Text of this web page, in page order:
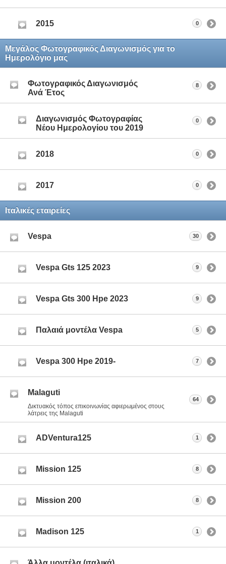
2015 0
Μεγάλος Φωτογραφικός Διαγωνισμός για το
Ημερολόγιο μας
Φωτογραφικός Διαγωνισμός
Ανά Έτος
8
Διαγωνισμός Φωτογραφίας
Νέου Ημερολογίου του 2019
0
2018 0
2017 0
Iταλικές εταιρείες
Vespa 30
Vespa Gts 125 2023 9
Vespa Gts 300 Hpe 2023 9
Παλαιά μοντέλα Vespa 5
Vespa 300 Hpe 2019- 7
Malaguti
Δικτυακός τόπος επικοινωνίας αφιερωμένος στους
λάτρεις της Malaguti
64
ADVentura125 1
Mission 125 8
Mission 200 8
Madison 125 1